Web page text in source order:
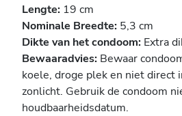
Lengte: 19 cm
Nominale Breedte: 5,3 cm
Dikte van het condoom: Extra
Bewaaradvies: Bewaar
koele, droge plek en niet direct
zonlicht. Gebruik de condoom
houdbaarheidsdatum.